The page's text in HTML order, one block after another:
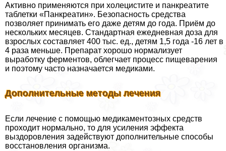
Активно применяются при холецистите и панкреатите
таблетки «Панкреатин». Безопасность средства
позволяет принимать его даже детям до года. Приём до
нескольких месяцев. Стандартная ежедневная доза для
взрослых составляет 400 тыс. ед., детям 1,5 года -16 лет в
4 раза меньше. Препарат хорошо нормализует
выработку ферментов, облегчает процесс пищеварения
и поэтому часто назначается медиками.
Дополнительные методы лечения
Если лечение с помощью медикаментозных средств
проходит нормально, то для усиления эффекта
выздоровления задействуют дополнительные способы
восстановления организма.